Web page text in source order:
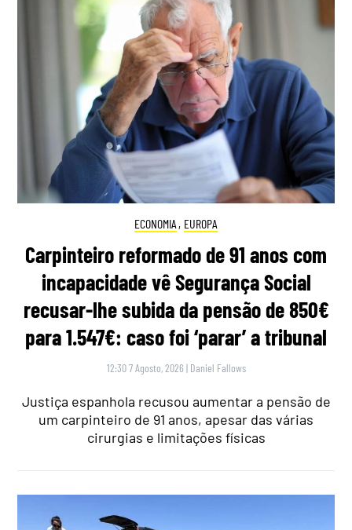
ECONOMIA , EUROPA
Carpinteiro reformado de 91 anos com
incapacidade vê Segurança Social
recusar-lhe subida da pensão de 850€
para 1.547€: caso foi ‘parar’ a tribunal
12:30 7 Agosto, 2026 | Daniel Fallows
Justiça espanhola recusou aumentar a pensão de
um carpinteiro de 91 anos, apesar das várias
cirurgias e limitações físicas